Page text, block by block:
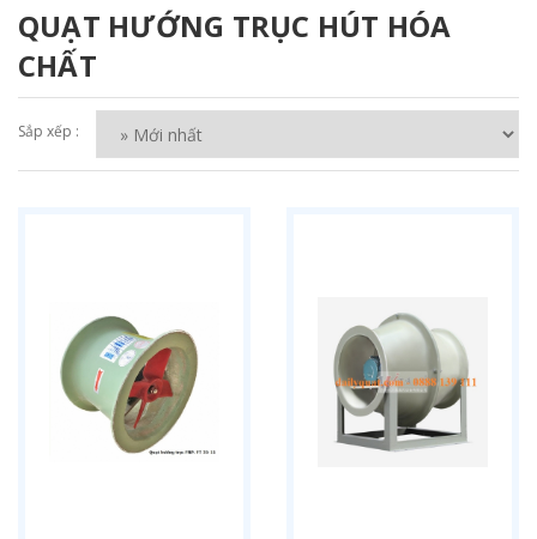
QUẠT HƯỚNG TRỤC HÚT HÓA
CHẤT
Sắp xếp :